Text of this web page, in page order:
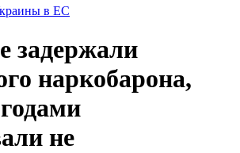
в ЕС
задержали
наркобарона,
не